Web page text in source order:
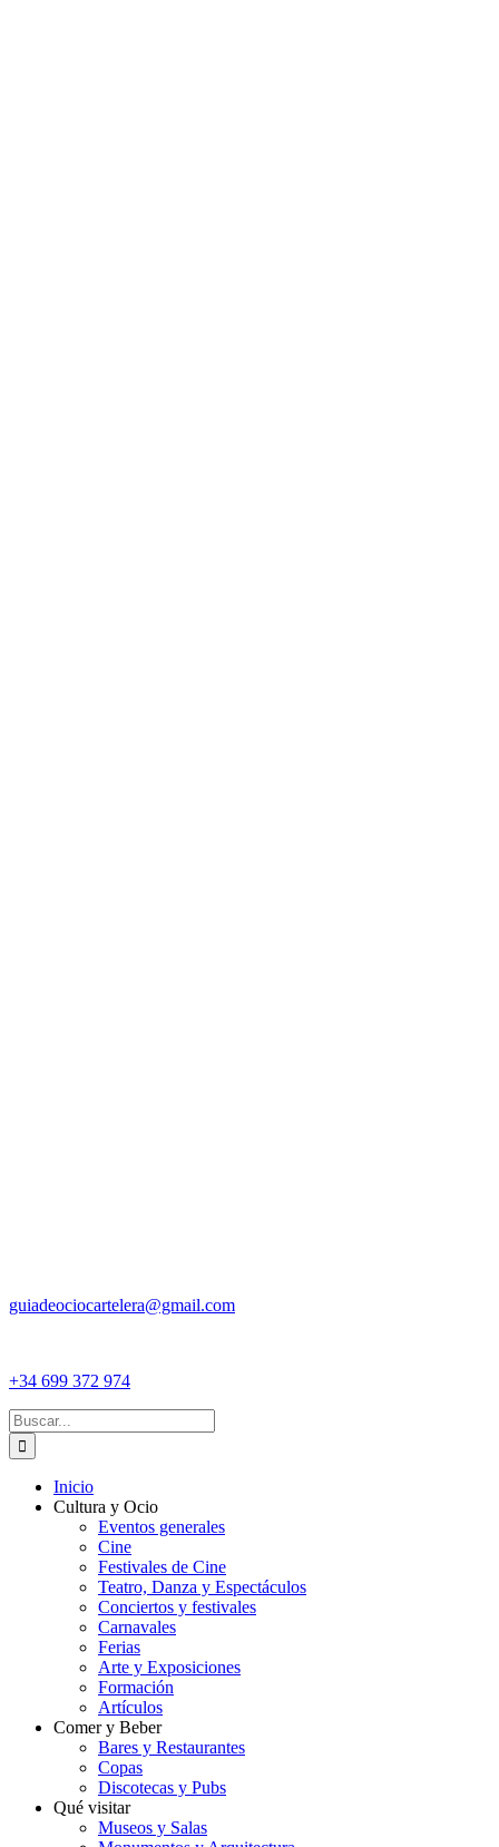
guiadeociocartelera@gmail.com
+34 699 372 974
Buscar:
Inicio
Cultura y Ocio
Eventos generales
Cine
Festivales de Cine
Teatro, Danza y Espectáculos
Conciertos y festivales
Carnavales
Ferias
Arte y Exposiciones
Formación
Artículos
Comer y Beber
Bares y Restaurantes
Copas
Discotecas y Pubs
Qué visitar
Museos y Salas